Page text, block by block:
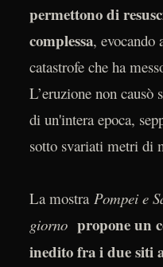
permettono di
complessa, evocando
catastrofe che ha
L’eruzione non
di un'intera epoca,
sotto svariati metri di
La mostra Pompei e
giorno propone un
inedito fra i due siti